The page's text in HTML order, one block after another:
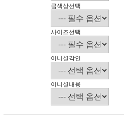
금색상선택
사이즈선택
이니셜각인
이니셜내용